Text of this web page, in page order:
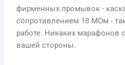
фирменных промывок -
сопротивлением 18 МОм -
работе. Никаких марафонов
вашей стороны.